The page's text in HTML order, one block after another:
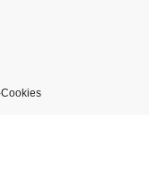
Cookies